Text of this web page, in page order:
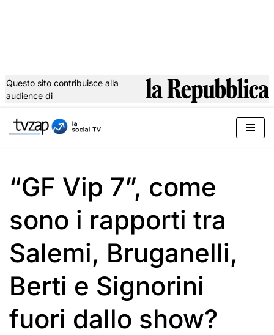
al
Questo sito contribuisce alla
audience di
“GF Vip 7”, come
sono i rapporti tra
Salemi, Bruganelli,
Berti e Signorini
fuori dallo show?